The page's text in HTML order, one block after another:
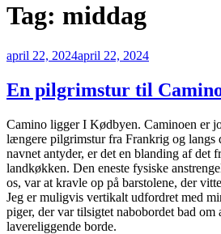
Tag: middag
Udgivet
april 22, 2024april 22, 2024
En pilgrimstur til
Camino ligger I Kødbyen. Caminoen er
længere pilgrimstur fra Frankrig og langs
navnet antyder, er det en blanding af det
landkøkken. Den eneste fysiske
os, var at kravle op på barstolene, der
Jeg er muligvis vertikalt udfordret med
piger, der var tilsigtet nabobordet bad
lavereliggende borde.